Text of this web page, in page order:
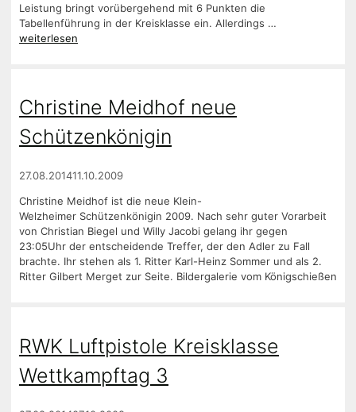
Leistung bringt vorübergehend mit 6 Punkten die
Tabellenführung in der Kreisklasse ein. Allerdings …
weiterlesen
Christine Meidhof neue
Schützenkönigin
27.08.201411.10.2009
Christine Meidhof ist die neue Klein-
Welzheimer Schützenkönigin 2009. Nach sehr guter Vorarbeit
von Christian Biegel und Willy Jacobi gelang ihr gegen
23:05Uhr der entscheidende Treffer, der den Adler zu Fall
brachte. Ihr stehen als 1. Ritter Karl-Heinz Sommer und als 2.
Ritter Gilbert Merget zur Seite. Bildergalerie vom Königschießen
RWK Luftpistole Kreisklasse
Wettkampftag 3